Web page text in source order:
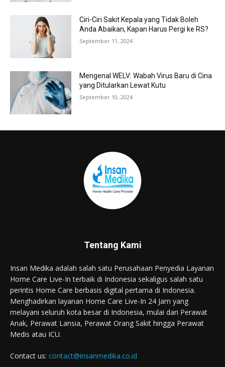
Ciri-Ciri Sakit Kepala yang Tidak Boleh
Anda Abaikan, Kapan Harus Pergi ke RS?
September 11, 2024
Mengenal WELV: Wabah Virus Baru di Cina
yang Ditularkan Lewat Kutu
September 10, 2024
Tentang Kami
Insan Medika adalah salah satu Perusahaan Penyedia Layanan
Home Care Live-In terbaik di Indonesia sekaligus salah satu
perintis Home Care berbasis digital pertama di Indonesia.
Menghadirkan layanan Home Care Live-In 24 Jam yang
melayani seluruh kota besar di Indonesia, mulai dari Perawat
Anak, Perawat Lansia, Perawat Orang Sakit hingga Perawat
Medis atau ICU.
Contact us: contact@insanmedika.co.id